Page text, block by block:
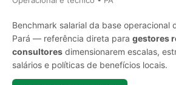
Benchmark salarial da base operacional
Pará — referência direta para gestores
consultores dimensionarem escalas,
salários e políticas de benefícios locais.